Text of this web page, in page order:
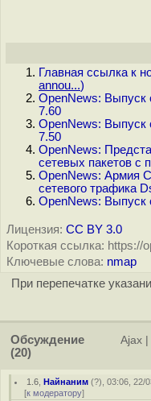
Главная ссылка к
annou...)
OpenNews: Выпуск
7.60
OpenNews: Выпуск
7.50
OpenNews:
сетевых пакетов с
OpenNews: Армия
сетевого трафика
OpenNews: Выпуск
Лицензия: CC BY 3.0
Короткая ссылка: https://
Ключевые слова: nmap
При перепечатке
Обсуждение
(20)
Ajax
1.6 ,Найнаним (?), 03:06, 22/
[к модератору]